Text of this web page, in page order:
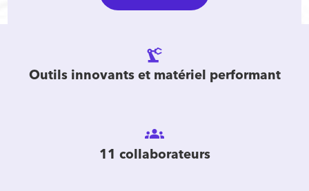
precision_manufacturing
Outils innovants et matériel performant
groups
11 collaborateurs